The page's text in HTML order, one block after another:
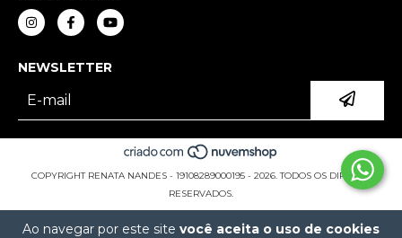
Ao navegar por este site você aceita o uso de cookies
NEWSLETTER
COPYRIGHT RENATA NANDES - 19108289000195 - 2026. TODOS OS DIREITOS
RESERVADOS.